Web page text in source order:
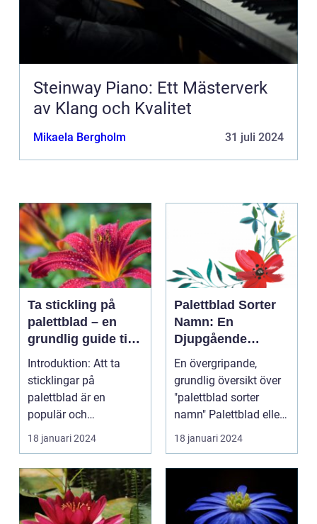
Steinway Piano: Ett Mästerverk
av Klang och Kvalitet
Mikaela Bergholm 31 juli 2024
Ta stickling på
palettblad – en
grundlig guide till
framgångsrik
förökning
Introduktion: Att ta
sticklingar på
palettblad är en
populär och
spännande metod för
att föröka och...
18 januari 2024
Palettblad Sorter
Namn: En
Djupgående
Översikt
En övergripande,
grundlig översikt över
"palettblad sorter
namn" Palettblad eller
Coleus är en popu...
18 januari 2024